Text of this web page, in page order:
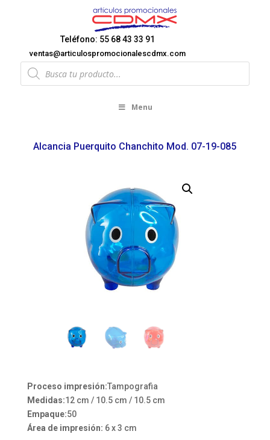
Teléfono: 55 68 43 33 91
ventas@articulospromocionalescdmx.com
Products
search
Menu
Alcancia Puerquito Chanchito Mod. 07-19-085
Proceso impresión:Tampografia
Medidas:12 cm / 10.5 cm / 10.5 cm
Empaque:50
Área de impresión: 6 x 3 cm